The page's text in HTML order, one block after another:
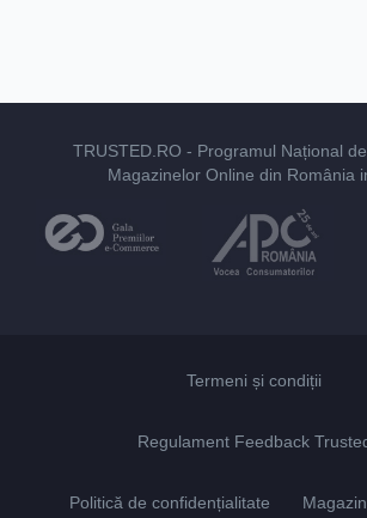
TRUSTED.RO - Programul Național
Magazinelor Online din România
Termeni și condiții
Regulament Feedback
Politică de confidențialitate